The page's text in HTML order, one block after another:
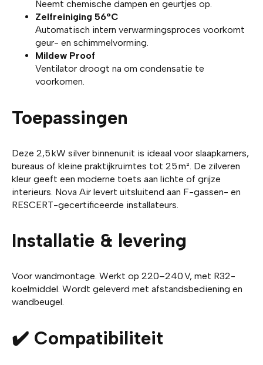
Neemt chemische dampen en geurtjes op.
Zelfreiniging 56°C
Automatisch intern verwarmingsproces voorkomt
geur- en schimmelvorming.
Mildew Proof
Ventilator droogt na om condensatie te
voorkomen.
Toepassingen
Deze 2,5 kW silver binnenunit is ideaal voor slaapkamers,
bureaus of kleine praktijkruimtes tot 25 m². De zilveren
kleur geeft een moderne toets aan lichte of grijze
interieurs. Nova Air levert uitsluitend aan F-gassen- en
RESCERT-gecertificeerde installateurs.
Installatie & levering
Voor wandmontage. Werkt op 220–240 V, met R32-
koelmiddel. Wordt geleverd met afstandsbediening en
wandbeugel.
✔️ Compatibiliteit